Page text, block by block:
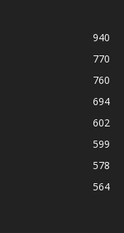
940
770
760
694
602
599
578
564